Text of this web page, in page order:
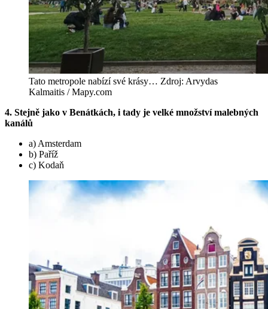
Tato metropole nabízí své krásy… Zdroj: Arvydas
Kalmaitis / Mapy.com
4. Stejně jako v Benátkách, i tady je velké množství malebných
kanálů
a) Amsterdam
b) Paříž
c) Kodaň